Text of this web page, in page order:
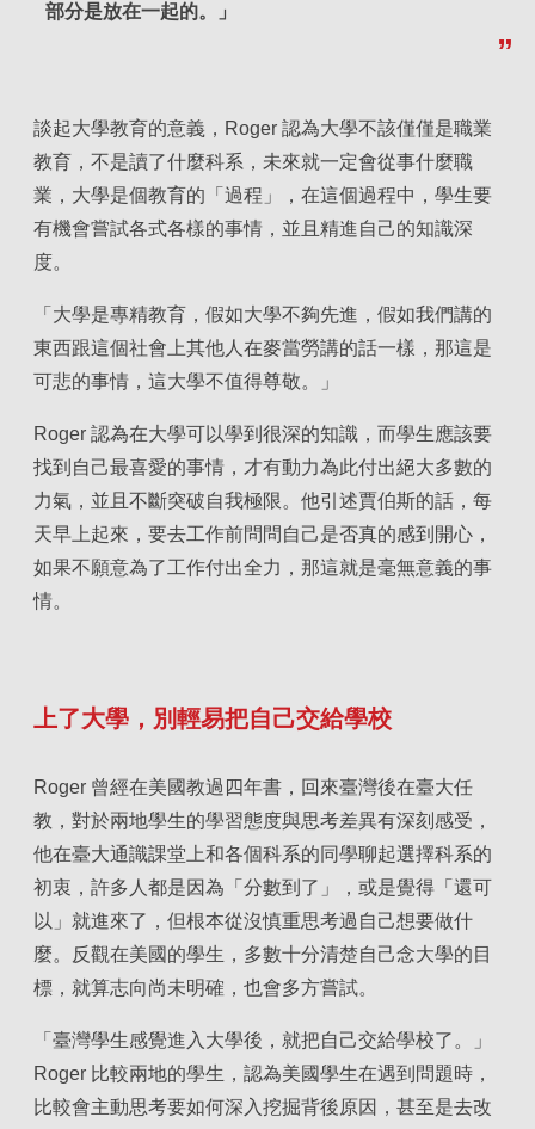
部分是放在一起的。」
談起大學教育的意義，Roger 認為大學不該僅僅是職業
教育，不是讀了什麼科系，未來就一定會從事什麼職
業，大學是個教育的「過程」，在這個過程中，學生要
有機會嘗試各式各樣的事情，並且精進自己的知識深
度。
「大學是專精教育，假如大學不夠先進，假如我們講的
東西跟這個社會上其他人在麥當勞講的話一樣，那這是
可悲的事情，這大學不值得尊敬。」
Roger 認為在大學可以學到很深的知識，而學生應該要
找到自己最喜愛的事情，才有動力為此付出絕大多數的
力氣，並且不斷突破自我極限。他引述賈伯斯的話，每
天早上起來，要去工作前問問自己是否真的感到開心，
如果不願意為了工作付出全力，那這就是毫無意義的事
情。
上了大學，別輕易把自己交給學校
Roger 曾經在美國教過四年書，回來臺灣後在臺大任
教，對於兩地學生的學習態度與思考差異有深刻感受，
他在臺大通識課堂上和各個科系的同學聊起選擇科系的
初衷，許多人都是因為「分數到了」，或是覺得「還可
以」就進來了，但根本從沒慎重思考過自己想要做什
麼。反觀在美國的學生，多數十分清楚自己念大學的目
標，就算志向尚未明確，也會多方嘗試。
「臺灣學生感覺進入大學後，就把自己交給學校了。」
Roger 比較兩地的學生，認為美國學生在遇到問題時，
比較會主動思考要如何深入挖掘背後原因，甚至是去改